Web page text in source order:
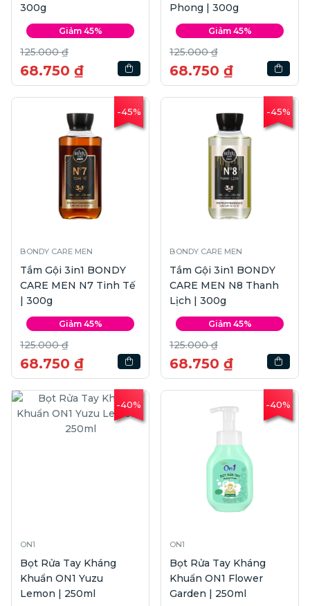
300g
Giảm 45%
125.000 ₫
68.750 ₫
Phong | 300g
Giảm 45%
125.000 ₫
68.750 ₫
-45%
BONDY CARE MEN
Tắm Gội 3in1 BONDY
CARE MEN N7 Tinh Tế
| 300g
Giảm 45%
125.000 ₫
68.750 ₫
-45%
BONDY CARE MEN
Tắm Gội 3in1 BONDY
CARE MEN N8 Thanh
Lịch | 300g
Giảm 45%
125.000 ₫
68.750 ₫
-40%
ON1
Bọt Rửa Tay Kháng
Khuẩn ON1 Yuzu
Lemon | 250ml
-40%
ON1
Bọt Rửa Tay Kháng
Khuẩn ON1 Flower
Garden | 250ml